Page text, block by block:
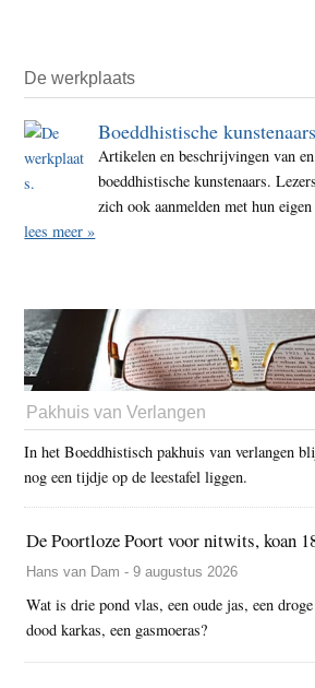
De werkplaats
Boeddhistische kunstenaars
Artikelen en beschrijvingen van
boeddhistische kunstenaars.
zich ook aanmelden met hun
lees meer »
Pakhuis van Verlangen
In het Boeddhistisch pakhuis van verlangen
nog een tijdje op de leestafel liggen.
De Poortloze Poort voor nitwits, koan
Hans van Dam - 9 augustus 2026
Wat is drie pond vlas, een oude jas, een
dood karkas, een gasmoeras?